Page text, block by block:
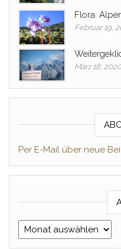
Flora:
Februar 19,
März 18,
Per E-Mail über neue
Archiv